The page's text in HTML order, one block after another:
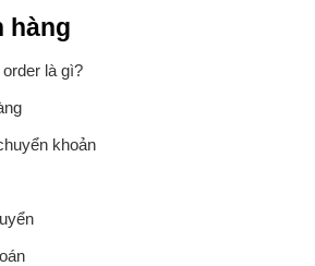
hàng
là gì?
khoản